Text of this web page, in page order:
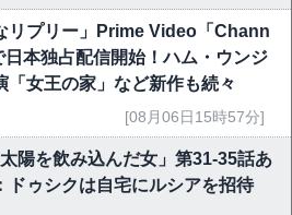
リプリー」Prime Video「Chann
本独占配信開始！ハム・ウンジ
「女王の家」など新作も続々
[08月06日15時57分]
陽を飲み込んだ女」第31-35話あ
ドゥシクは自宅にルシアを招待